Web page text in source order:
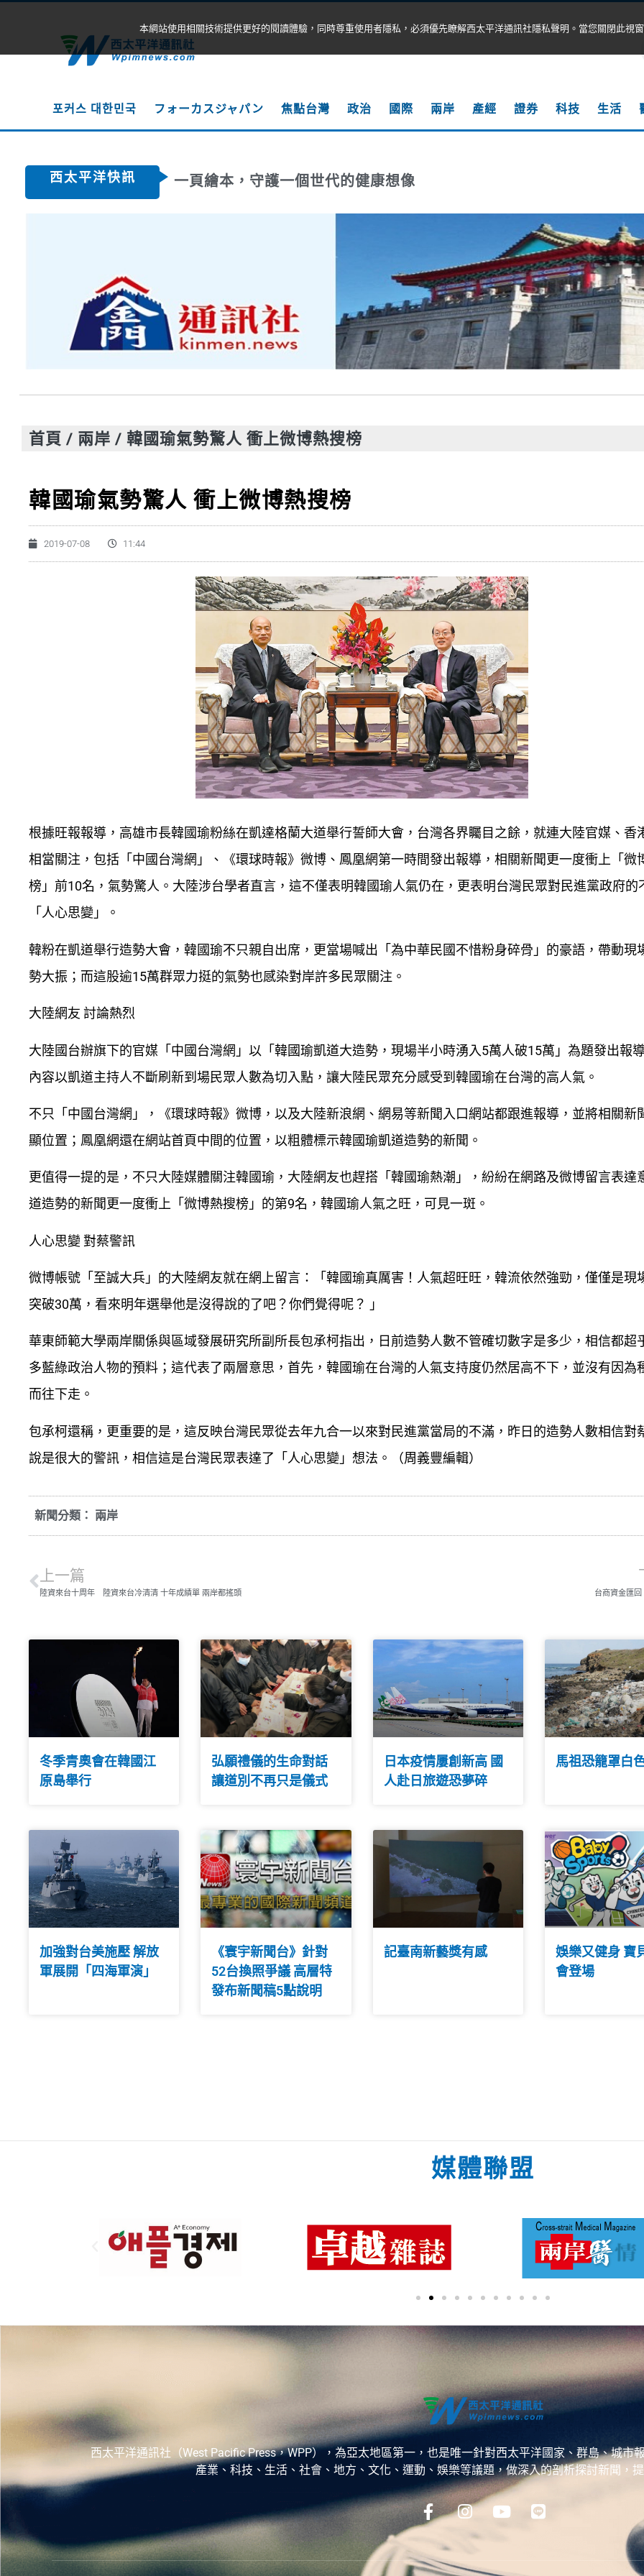
포커스 대한민국 フォーカスジャパン 焦點台灣 政治 國際 兩岸 產經 證券 科技 生活
西太平洋快訊 一頁繪本，守護一個世代的健康想像
首頁 / 兩岸 / 韓國瑜氣勢驚人 衝上微博熱搜榜
韓國瑜氣勢驚人 衝上微博熱搜榜
2019-07-08 11:44
根據旺報報導，高雄市長韓國瑜粉絲在凱達格蘭大道舉行誓師大會，台灣各界矚目之餘，就連大陸官媒、香
相當關注，包括「中國台灣網」、《環球時報》微博、鳳凰網第一時間發出報導，相關新聞更一度衝上「微
榜」前10名，氣勢驚人。大陸涉台學者直言，這不僅表明韓國瑜人氣仍在，更表明台灣民眾對民進黨政府的
「人心思變」。
韓粉在凱道舉行造勢大會，韓國瑜不只親自出席，更當場喊出「為中華民國不惜粉身碎骨」的豪語，帶動現
勢大振；而這股逾15萬群眾力挺的氣勢也感染對岸許多民眾關注。
大陸網友 討論熱烈
大陸國台辦旗下的官媒「中國台灣網」以「韓國瑜凱道大造勢，現場半小時湧入5萬人破15萬」為題發出報
內容以凱道主持人不斷刷新到場民眾人數為切入點，讓大陸民眾充分感受到韓國瑜在台灣的高人氣。
不只「中國台灣網」，《環球時報》微博，以及大陸新浪網、網易等新聞入口網站都跟進報導，並將相關新
顯位置；鳳凰網還在網站首頁中間的位置，以粗體標示韓國瑜凱道造勢的新聞。
更值得一提的是，不只大陸媒體關注韓國瑜，大陸網友也趕搭「韓國瑜熱潮」，紛紛在網路及微博留言表達
道造勢的新聞更一度衝上「微博熱搜榜」的第9名，韓國瑜人氣之旺，可見一斑。
人心思變 對蔡警訊
微博帳號「至誠大兵」的大陸網友就在網上留言：「韓國瑜真厲害！人氣超旺旺，韓流依然強勁，僅僅是現
突破30萬，看來明年選舉他是沒得說的了吧？你們覺得呢？ 」
華東師範大學兩岸關係與區域發展研究所副所長包承柯指出，日前造勢人數不管確切數字是多少，相信都超
多藍綠政治人物的預料；這代表了兩層意思，首先，韓國瑜在台灣的人氣支持度仍然居高不下，並沒有因為
而往下走。
包承柯還稱，更重要的是，這反映台灣民眾從去年九合一以來對民進黨當局的不滿，昨日的造勢人數相信對
說是很大的警訊，相信這是台灣民眾表達了「人心思變」想法。（周義豐編輯）
新聞分類： 兩岸
上一篇
陸資來台十周年 陸資來台冷清清 十年成績單 兩岸都搖頭 台商資金匯
冬季青奧會在韓國江
原島舉行
弘願禮儀的生命對話
讓道別不再只是儀式
日本疫情屢創新高 國
人赴日旅遊恐夢碎
馬祖恐籠罩白
加強對台美施壓 解放
軍展開「四海軍演」
《寰宇新聞台》針對
52台換照爭議 高層特
發布新聞稿5點說明
記臺南新藝獎有感
娛樂又健身 寶
會登場
媒體聯盟
西太平洋通訊社（West Pacific Press，WPP），為亞太地區第一，也是唯一針對西太平洋國家、群島、城市
產業、科技、生活、社會、地方、文化、運動、娛樂等議題，做深入的剖析探討新聞，
本網站使用相關技術提供更好的閱讀體驗，同時尊重使用者隱私，必須優先瞭解西太平洋通訊社隱私聲明。當您關閉此視